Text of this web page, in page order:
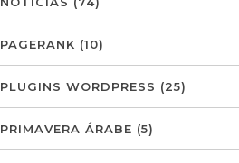
PAGERANK (10)
PLUGINS WORDPRESS (25)
PRIMAVERA ÁRABE (5)